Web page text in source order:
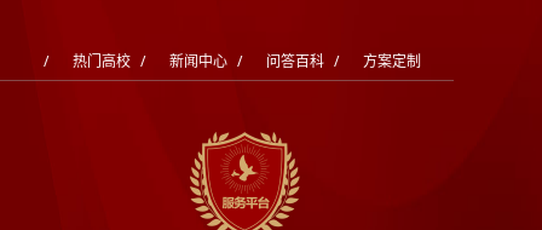
/ 热门高校 / 新闻中心 / 问答百科 / 方案定制